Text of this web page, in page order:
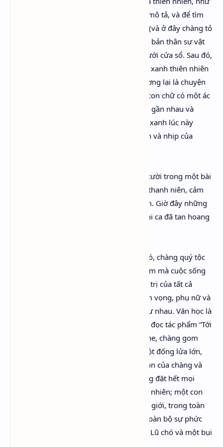
tất cả mọi nhà thơ trẻ tuổi xưa nay luôn mô tả, và để tìm
một sắc xanh chính xác, chàng nhìn vào (và ở đây chàng tỏ
ra táo bạo hơn hầu hết mọi người) chính bản thân sự vật
đó; ấy là một bụi nguyệt quế mọc bên dưới cửa sổ. Sau đó,
dĩ nhiên, chàng không thể viết nữa. Màu xanh thiên nhiên
là một chuyện, màu xanh trong văn chương lại là chuyện
khác. Dường như thiên nhiên và những con chữ có một ác
cảm tự nhiên với nhau; cứ đưa chúng tới gần nhau và
chúng sẽ xé nhau thành từng mảnh. Sắc xanh lúc này
Orlando trông thấy đã phá hỏng mất vần và nhịp của
Sau khi bị Nick Greene mang ra làm trò cười trong một bài
thơ trào phúng, Orlando, lúc này là một thanh niên, cảm
thấy chán ghét giới văn nghệ sĩ tiếng tăm. Giờ đây những
mộng tưởng của chàng về tình yêu, về thi ca đã tan hoang
“Như vậy, ở tuổi ba mươi, hay khoảng đó, chàng quý tộc
trẻ tuổi này không chỉ có mọi kinh nghiệm mà cuộc sống
đã mang tới, mà còn nhìn thấy sự vô giá trị của tất cả
những kinh nghiệm đó. Tình yêu và tham vọng, phụ nữ và
những nhà thơ, tất cả đều hão huyền như nhau. Văn học là
một vở hài kịch trớ trêu. Cái đêm sau khi đọc tác phẩm “Tới
thăm một quý tộc ở miền quê” của Greene, chàng gom
năm mươi bảy sáng tác thơ đốt trong một đống lửa lớn,
chỉ giữ lại “Cây Sồi”, vốn là giấc mơ trẻ con của chàng và
rất ngắn. Giờ chỉ còn lại hai thứ mà chàng đặt hết mọi
niềm tin vào đó: những con chó và thiên nhiên; một con
chó săn Na Uy và một bụi hoa hồng. Thế giới, trong toàn
bộ sự đa dạng của nó, cuộc sống trong toàn bộ sự phức
tạp của nó, đã thu nhỏ thành hai thứ đó. Lũ chó và một bụi